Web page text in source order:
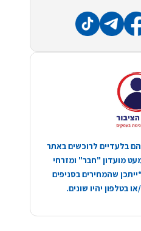
בלעדיים לרוכשים באתר
מועדון "חבר" ומזרחי
שהמחירים בסניפים
בטלפון יהיו שונים.